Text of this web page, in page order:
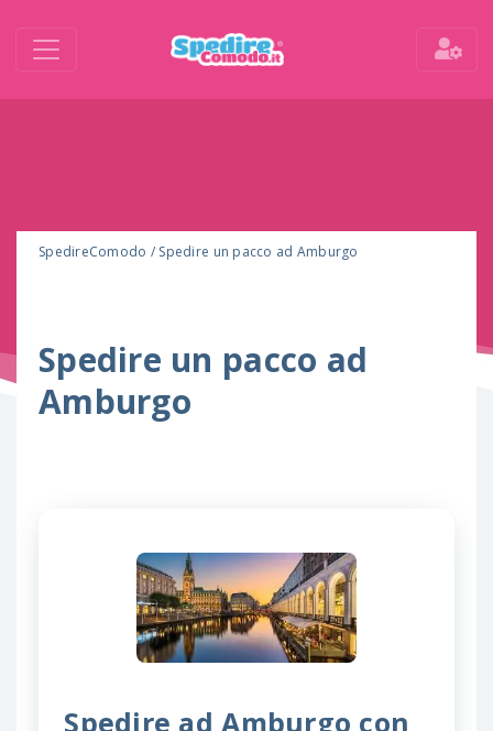
SpedireComodo / Spedire un pacco ad Amburgo
Spedire un pacco ad
Amburgo
Spedire ad Amburgo con